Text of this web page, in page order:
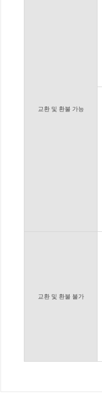
교환 및 환불 가능
교환 및 환불 불가